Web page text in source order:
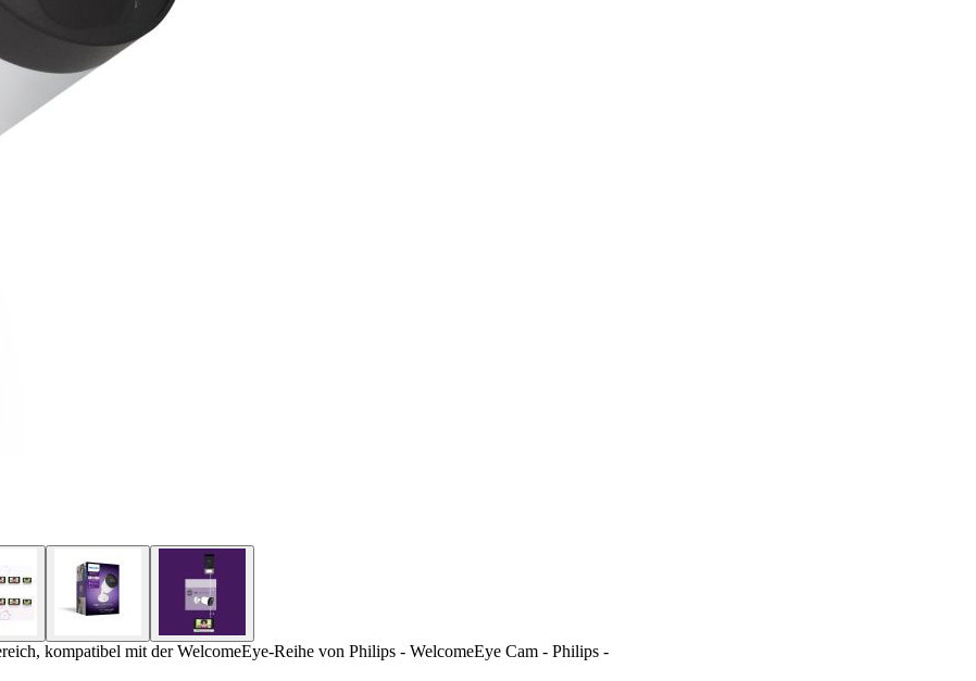
kompatibel mit der WelcomeEye-Reihe von Philips - WelcomeEye Cam - Philips -